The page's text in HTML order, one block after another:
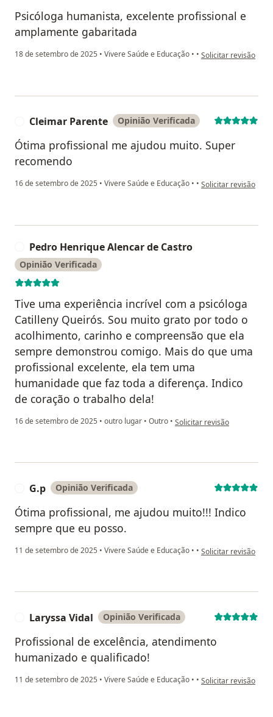
Psicóloga humanista, excelente profissional e
amplamente gabaritada
18 de setembro de 2025 • Vivere Saúde e Educação • • na opinião do
Solicitar revisão
Cleimar Parente Opinião Verificada
Ótima profissional me ajudou muito. Super
recomendo
16 de setembro de 2025 • Vivere Saúde e Educação • • na opinião do
Solicitar revisão
Pedro Henrique Alencar de Castro
Opinião Verificada
Tive uma experiência incrível com a psicóloga
Catilleny Queirós. Sou muito grato por todo o
acolhimento, carinho e compreensão que ela
sempre demonstrou comigo. Mais do que uma
profissional excelente, ela tem uma
humanidade que faz toda a diferença. Indico
de coração o trabalho dela!
16 de setembro de 2025 • outro lugar • Outro • na opinião do utilizador
Solicitar revisão
G.p Opinião Verificada
Ótima profissional, me ajudou muito!!! Indico
sempre que eu posso.
11 de setembro de 2025 • Vivere Saúde e Educação • • na opinião do
Solicitar revisão
Laryssa Vidal Opinião Verificada
Profissional de excelência, atendimento
humanizado e qualificado!
11 de setembro de 2025 • Vivere Saúde e Educação • • na opinião do
Solicitar revisão